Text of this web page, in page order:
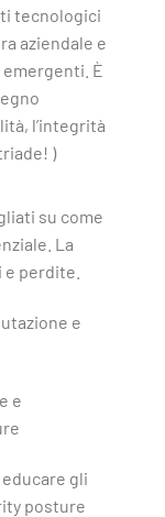
tecnologici
aziendale e
È
l’integrità
)
su come
La
perdite.
e
e
gli
posture